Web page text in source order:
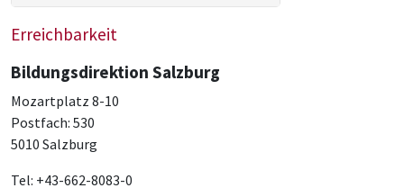
Erreichbarkeit
Bildungsdirektion Salzburg
Mozartplatz 8-10
Postfach: 530
5010 Salzburg
Tel: +43-662-8083-0